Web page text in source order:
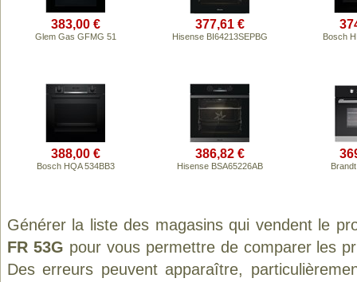
383,00 €
Glem Gas GFMG 51
377,61 €
Hisense BI64213SEPBG Bosch
388,00 €
Bosch HQA 534BB3
386,82 €
Hisense BSA65226AB
Générer la liste des magasins qui vendent le
FR 53G pour vous permettre de comparer les
Des erreurs peuvent apparaître,